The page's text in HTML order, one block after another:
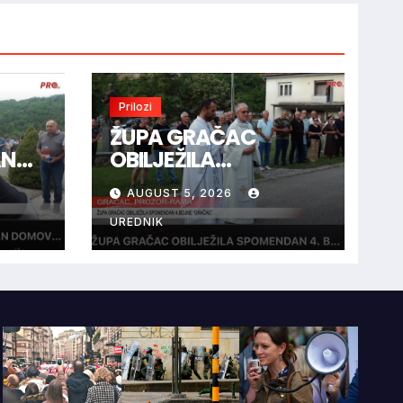
Prilozi
ŽUPA GRAČAC
OBILJEŽILA
SPOMENDAN 4.
BOJNE “GRAČAC”
AUGUST 5, 2026
UREDNIK